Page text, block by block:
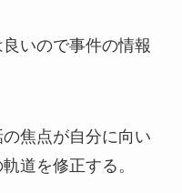
いので事件の情報
焦点が自分に向い
道を修正する。